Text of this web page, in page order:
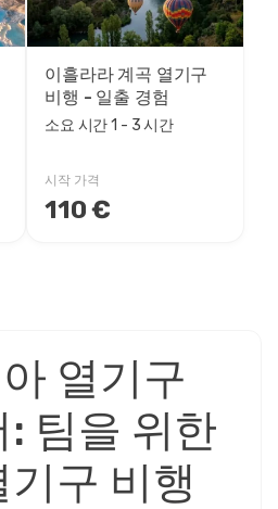
이흘라라 계곡 열기구
비행 - 일출 경험
소요 시간 1 - 3 시간
시작 가격
110 €
열기구
: 팀을 위한
구 비행